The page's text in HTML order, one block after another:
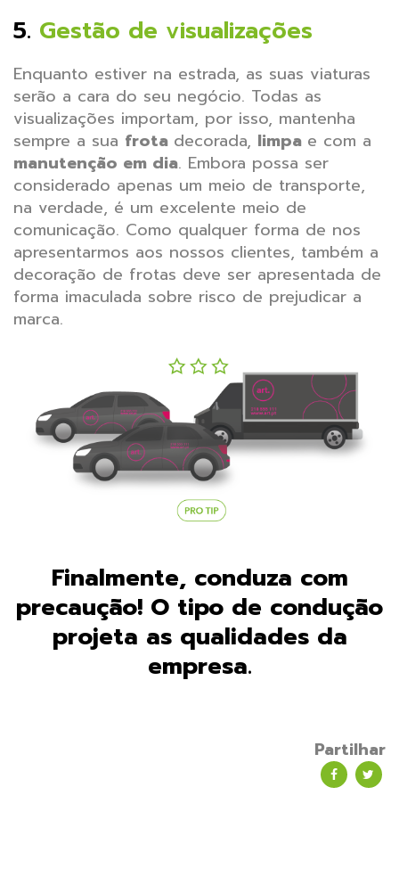
5. Gestão de visualizações
Enquanto estiver na estrada, as suas viaturas
serão a cara do seu negócio. Todas as
visualizações importam, por isso, mantenha
sempre a sua frota decorada, limpa e com a
manutenção em dia. Embora possa ser
considerado apenas um meio de transporte,
na verdade, é um excelente meio de
comunicação. Como qualquer forma de nos
apresentarmos aos nossos clientes, também a
decoração de frotas deve ser apresentada de
forma imaculada sobre risco de prejudicar a
marca.
Finalmente, conduza com
precaução! O tipo de condução
projeta as qualidades da
empresa.
Partilhar